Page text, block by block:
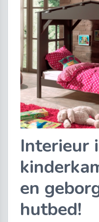
Interieur
en
hutbed!